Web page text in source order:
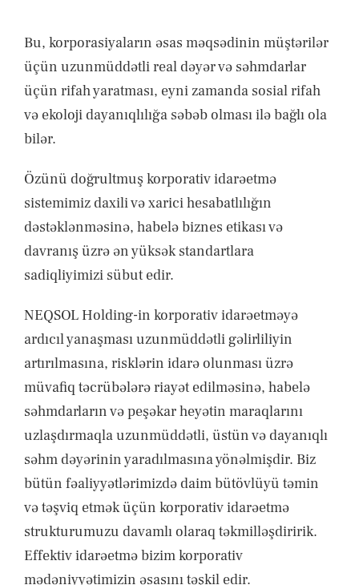
Bu, korporasiyaların əsas məqsədinin müştərilər
üçün uzunmüddətli real dəyər və səhmdarlar
üçün rifah yaratması, eyni zamanda sosial rifah
və ekoloji dayanıqlılığa səbəb olması ilə bağlı ola
bilər.
Özünü doğrultmuş korporativ idarəetmə
sistemimiz daxili və xarici hesabatlılığın
dəstəklənməsinə, habelə biznes etikası və
davranış üzrə ən yüksək standartlara
sadiqliyimizi sübut edir.
NEQSOL Holding-in korporativ idarəetməyə
ardıcıl yanaşması uzunmüddətli gəlirliliyin
artırılmasına, risklərin idarə olunması üzrə
müvafiq təcrübələrə riayət edilməsinə, habelə
səhmdarların və peşəkar heyətin maraqlarını
uzlaşdırmaqla uzunmüddətli, üstün və dayanıqlı
səhm dəyərinin yaradılmasına yönəlmişdir. Biz
bütün fəaliyyətlərimizdə daim bütövlüyü təmin
və təşviq etmək üçün korporativ idarəetmə
strukturumuzu davamlı olaraq təkmilləşdiririk.
Effektiv idarəetmə bizim korporativ
mədəniyyətimizin əsasını təşkil edir.